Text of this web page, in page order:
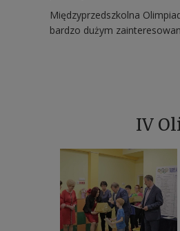
Międzyprzedszkolna
bardzo dużym
IV